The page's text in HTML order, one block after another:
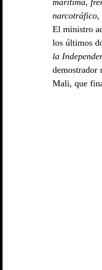
marítima,
narcotráfico,
El ministro
los últimos
la
demostrador
Mali, que